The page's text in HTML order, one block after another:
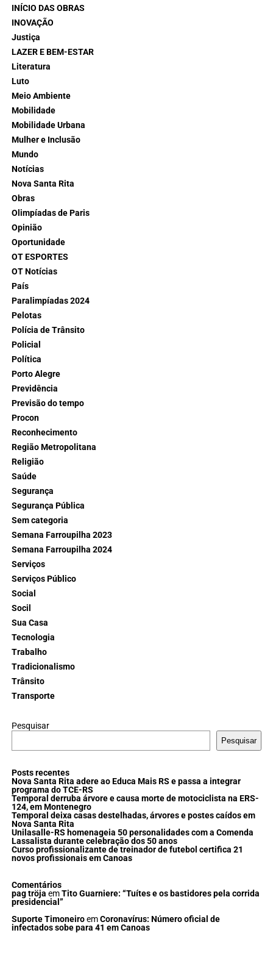
INÍCIO DAS OBRAS
INOVAÇÃO
Justiça
LAZER E BEM-ESTAR
Literatura
Luto
Meio Ambiente
Mobilidade
Mobilidade Urbana
Mulher e Inclusão
Mundo
Notícias
Nova Santa Rita
Obras
Olimpíadas de Paris
Opinião
Oportunidade
OT ESPORTES
OT Notícias
País
Paralimpíadas 2024
Pelotas
Polícia de Trânsito
Policial
Política
Porto Alegre
Previdência
Previsão do tempo
Procon
Reconhecimento
Região Metropolitana
Religião
Saúde
Segurança
Segurança Pública
Sem categoria
Semana Farroupilha 2023
Semana Farroupilha 2024
Serviços
Serviços Público
Social
Socil
Sua Casa
Tecnologia
Trabalho
Tradicionalismo
Trânsito
Transporte
Pesquisar
Pesquisar
Posts recentes
Nova Santa Rita adere ao Educa Mais RS e passa a integrar
programa do TCE-RS
Temporal derruba árvore e causa morte de motociclista na ERS-
124, em Montenegro
Temporal deixa casas destelhadas, árvores e postes caídos em
Nova Santa Rita
Unilasalle-RS homenageia 50 personalidades com a Comenda
Lassalista durante celebração dos 50 anos
Curso profissionalizante de treinador de futebol certifica 21
novos profissionais em Canoas
Comentários
pag tröja emTito Guarniere: “Tuítes e os bastidores pela corrida
presidencial”
Suporte TimoneiroemCoronavírus: Número oficial de
infectados sobe para 41 em Canoas